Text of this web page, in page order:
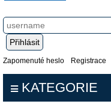
Zapomenuté heslo Registrace
KATEGORIE